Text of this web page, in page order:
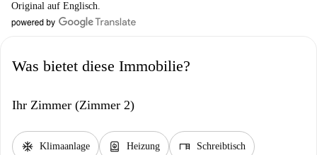
Original auf Englisch.
Was bietet diese Immobilie?
Ihr Zimmer (Zimmer 2)
ac_unit Klimaanlage water_heater Heizung desk Schreibtisch